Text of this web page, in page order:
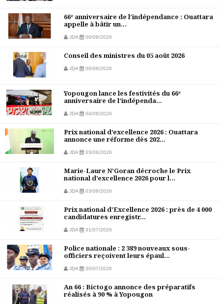
66ᵉ anniversaire de l’indépendance : Ouattara
appelle à bâtir un...
JDA 06/08/2026
Conseil des ministres du 05 août 2026
JDA 06/08/2026
Yopougon lance les festivités du 66ᵉ
anniversaire de l’indépenda...
JDA 04/08/2026
Prix national d’excellence 2026 : Ouattara
annonce une réforme dès 202...
JDA 03/08/2026
Marie-Laure N’Goran décroche le Prix
national d’excellence 2026 pour l...
JDA 03/08/2026
Prix national d’Excellence 2026 : près de 4 000
candidatures enregistr...
JDA 31/07/2026
Police nationale : 2 389 nouveaux sous-
officiers reçoivent leurs épaul...
JDA 30/07/2026
An 66 : Bictogo annonce des préparatifs
réalisés à 90 % à Yopougon